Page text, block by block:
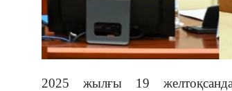
2025 жылғы 19 желтоқсанда